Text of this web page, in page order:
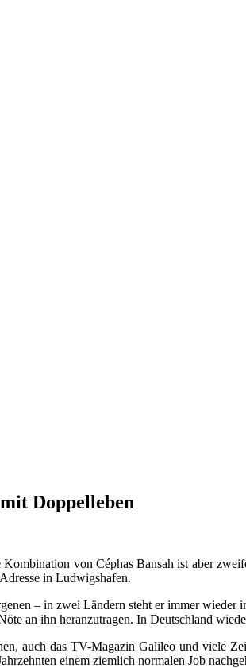
Doppelleben
von Céphas Bansah ist aber
in Ludwigshafen.
– in zwei Ländern steht er immer
an ihn heranzutragen. In Deutschland
auch das TV-Magazin Galileo und viele
einem ziemlich normalen Job